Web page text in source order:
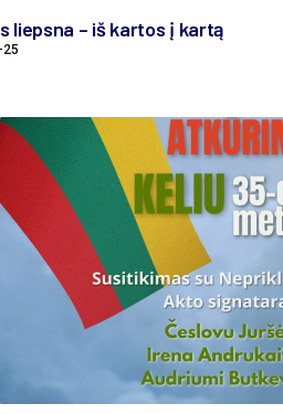
liepsna – iš kartos į kartą